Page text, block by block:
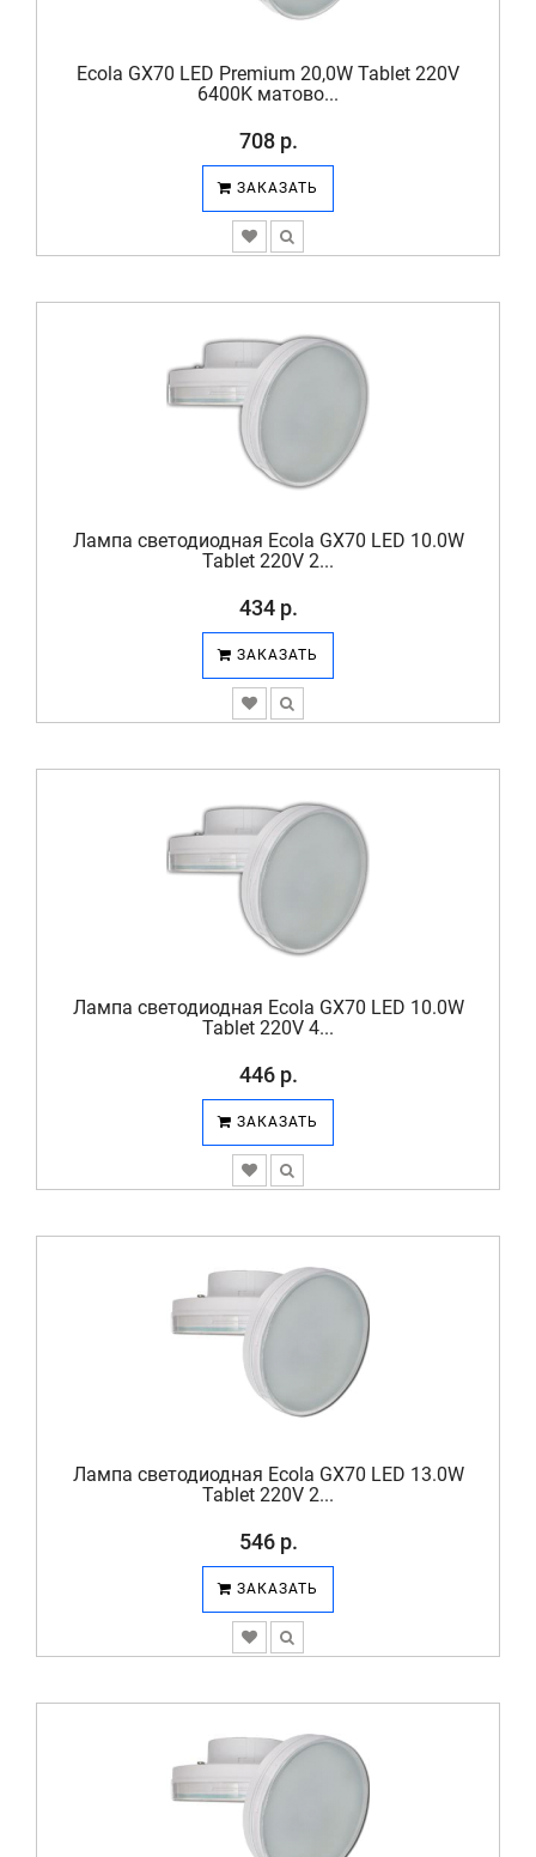
Ecola GX70 LED Premium 20,0W Tablet 220V
6400K матово...
708 р.
ЗАКАЗАТЬ
Лампа светодиодная Ecola GX70 LED 10.0W
Tablet 220V 2...
434 р.
ЗАКАЗАТЬ
Лампа светодиодная Ecola GX70 LED 10.0W
Tablet 220V 4...
446 р.
ЗАКАЗАТЬ
Лампа светодиодная Ecola GX70 LED 13.0W
Tablet 220V 2...
546 р.
ЗАКАЗАТЬ